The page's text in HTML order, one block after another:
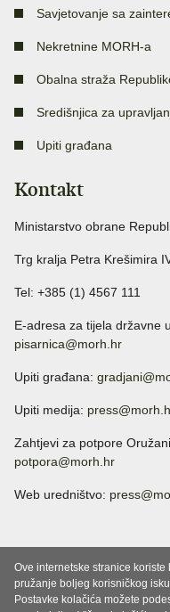
Savjetovanje sa
Nekretnine MORH-a
Obalna straža
Središnjica za
Upiti građana
Kontakt
Ministarstvo obrane
Trg kralja Petra Krešimira
Tel: +385 (1) 4567 111
E-adresa za tijela državne
pisarnica@morh.hr
Upiti građana:
Upiti medija:
Zahtjevi za potpore
potpora@morh.hr
Web uredništvo:
Ove internetske stranice koriste
pružanje boljeg korisničkog
Postavke kolačića možete